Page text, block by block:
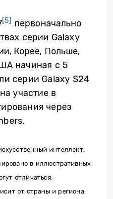
[5] первоначально
серии Galaxy
Корее, Польше,
начиная с 5
серии Galaxy S24
участие в
через
интеллект.
в иллюстративных
отличаться.
от страны и региона.